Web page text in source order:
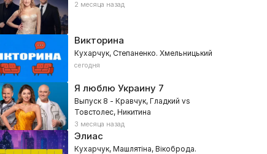
2 месяца назад
Викторина
Кухарчук, Степаненко. Хмельницький
сегодня
Я люблю Украину7
Выпуск 8 - Кравчук, Гладкий vs
Товстолес, Никитина
3 месяца назад
Элиас
Кухарчук, Машлятіна, Вікоброда.